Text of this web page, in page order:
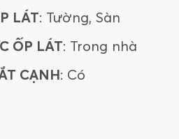
LÁT: Tường, Sàn
ỐP LÁT: Trong nhà
CẠNH: Có